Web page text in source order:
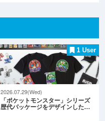
1 User
2026.07.29(Wed)
「ポケットモンスター」シリーズ
歴代パッケージをデザインした…